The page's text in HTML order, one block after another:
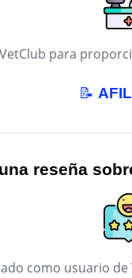
para
📝
reseña
como usuario